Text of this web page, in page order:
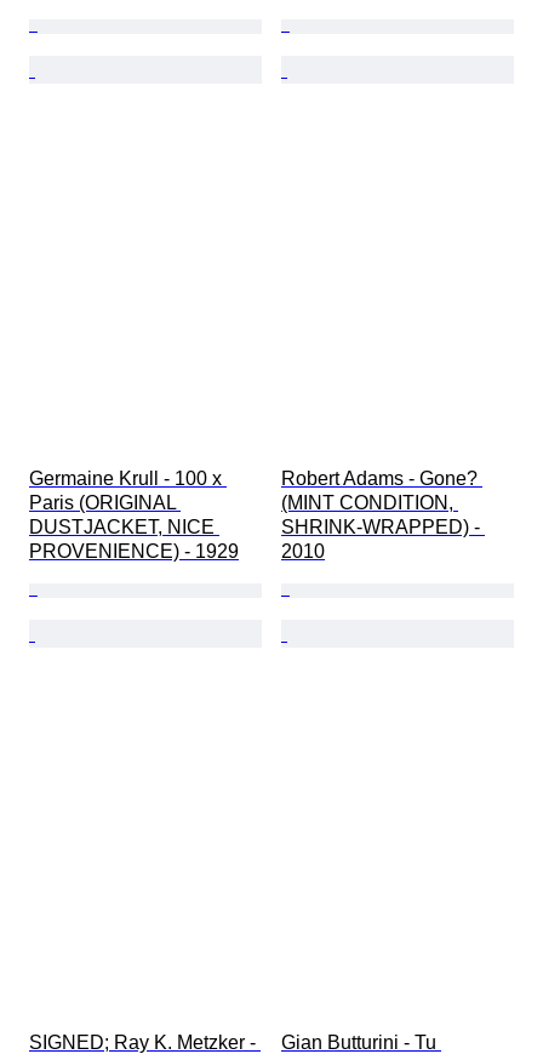
Germaine Krull - 100 x
Paris (ORIGINAL
DUSTJACKET, NICE
PROVENIENCE) - 1929
Robert Adams - Gone?
(MINT CONDITION,
SHRINK-WRAPPED) -
2010
SIGNED; Ray K. Metzker -
Gian Butturini - Tu